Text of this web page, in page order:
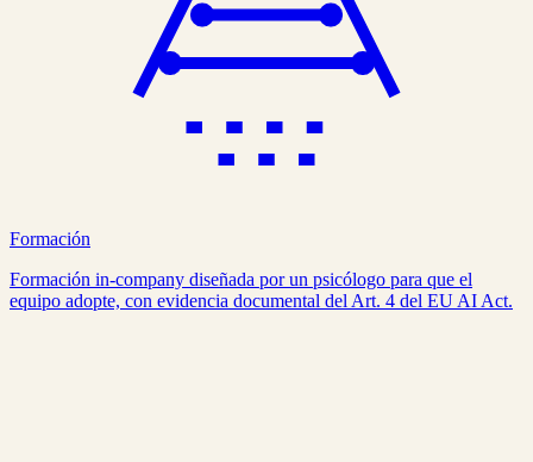
Formación
Formación in-company diseñada por un psicólogo para que el
equipo adopte, con evidencia documental del Art. 4 del EU AI Act.